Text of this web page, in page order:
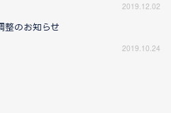
2019.12.02
整のお知らせ
2019.10.24